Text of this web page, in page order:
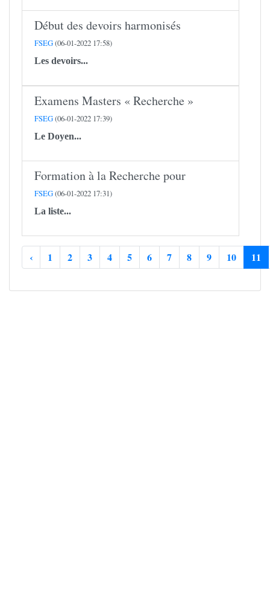
Début des devoirs harmonisés
FSEG(06-01-2022 17:58)
Les devoirs...
Examens Masters « Recherche »
FSEG(06-01-2022 17:39)
Le Doyen...
Formation à la Recherche pour
FSEG(06-01-2022 17:31)
La liste...
‹ 1 2 3 4 5 6 7 8 9 10 11